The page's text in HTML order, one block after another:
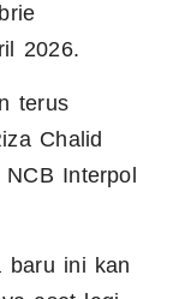
2026.
terus
Chalid
Interpol
baru ini kan